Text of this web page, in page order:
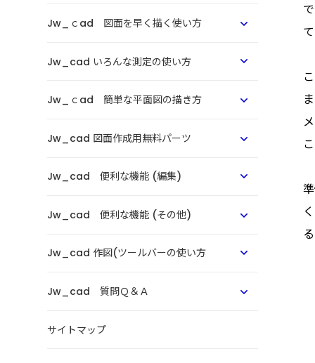
Jw_ｃad 図面を早く描く使い方
Jw_cad いろんな測定の使い方
Jw_ｃad 簡単な平面図の描き方
Jw_cad 図面作成用無料パーツ
Jw_cad 便利な機能 (編集)
Jw_cad 便利な機能 (その他)
Jw_cad 作図(ツールバーの使い方
Jw_cad 質問Ｑ＆Ａ
サイトマップ